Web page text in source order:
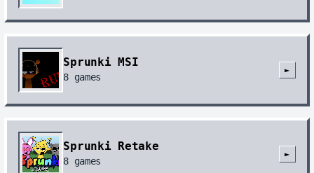
Sprunki MSI
8 games
►
Sprunki Retake
8 games
►